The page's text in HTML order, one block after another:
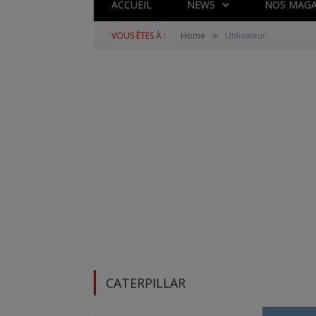
ACCUEIL NEWS NOS
VOUS ÊTES À : Home » Utilisateur
CATERPILLAR